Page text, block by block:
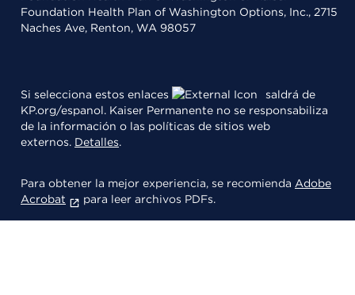
Foundation Health Plan of Washington Options, Inc., 2715
Naches Ave, Renton, WA 98057
Si selecciona estos enlaces
saldrá de
KP.org/espanol. Kaiser Permanente no se responsabiliza
de la información o las políticas de sitios web
externos. Detalles.
Para obtener la mejor experiencia, se recomienda Adobe
Acrobat
para leer archivos PDFs.